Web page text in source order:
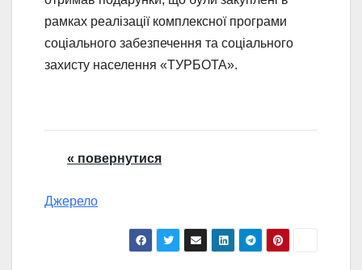
рамках реалізації комплексної програми
соціального забезпечення та соціального
захисту населення «ТУРБОТА».
« повернутися
Джерело